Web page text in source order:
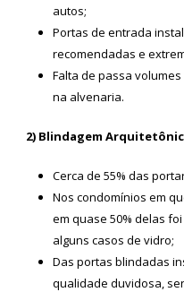
autos;
Portas de entrada
recomendadas e
Falta de passa
na alvenaria.
2) Blindagem
Cerca de 55% das
Nos condomínios em
em quase 50% delas
alguns casos de vidro;
Das portas blindadas
qualidade duvidosa,